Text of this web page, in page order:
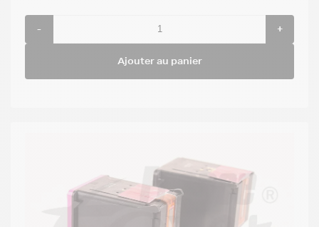
- +
Ajouter au panier